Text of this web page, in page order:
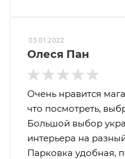
03.01.2022
Олеся Пан
Очень нравится
что посмотреть,
Большой выбор
интерьера на
Парковка удобная,